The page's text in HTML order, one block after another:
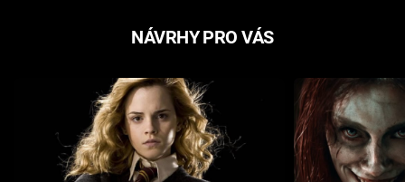
NÁVRHY PRO VÁS